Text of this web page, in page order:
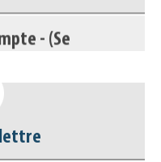
- (Se
lettre